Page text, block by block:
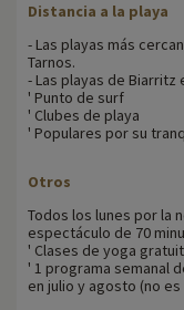
Distancia a la playa
- Las playas más
Tarnos.
- Las playas de Biarritz
' Punto de surf
' Clubes de playa
' Populares por su
Otros
Todos los lunes por la
espectáculo de 70
' Clases de yoga
' 1 programa semanal
en julio y agosto (no